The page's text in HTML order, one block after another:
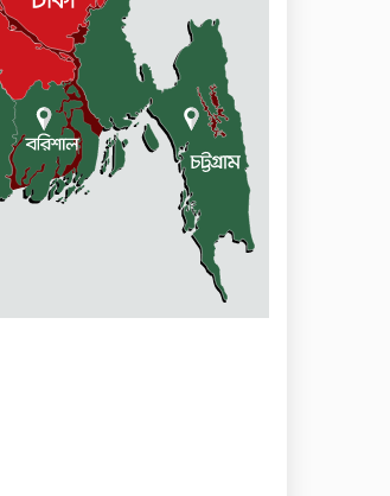
বকেয়া মজুরির দাবিতে শ্রমিকদের
বিক্ষোভ ও মানবন্ধন
একাদশে ভর্তি নিয়ে এলো সিদ্ধান্ত
জুলাই-আগষ্ট আন্দোলনে শহীদদের
স্মরণে : স্পীকারের বৃক্ষরোপণ